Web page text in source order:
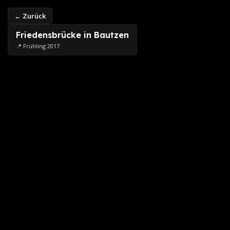
← Zurück
Friedensbrücke in Bautzen
📍 Frühling 2017